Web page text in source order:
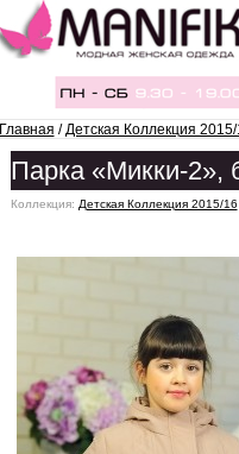
Главная /Детская Коллекция 2015/
Парка «Микки-2»,
Коллекция: Детская Коллекция 2015/16